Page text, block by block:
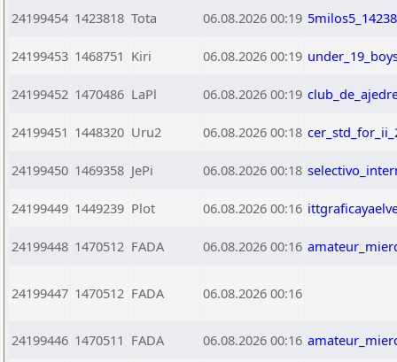
24199454 1423818 Tota 06.08.2026 00:19
24199453 1468751 Kiri 06.08.2026 00:19
24199452 1470486 LaPl 06.08.2026 00:19
24199451 1448320 Uru2 06.08.2026 00:18
24199450 1469358 JePi 06.08.2026 00:18
24199449 1449239 Plot 06.08.2026 00:16
24199448 1470512 FADA 06.08.2026 00:16
24199447 1470512 FADA 06.08.2026 00:16
24199446 1470511 FADA 06.08.2026 00:16